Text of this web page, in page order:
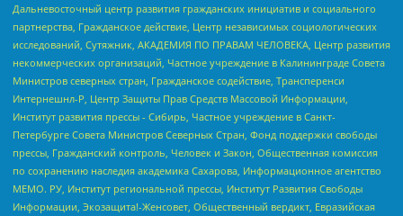
Дальневосточный центр развития гражданских инициатив и социального
партнерства, Гражданское действие, Центр независимых социологических
исследований, Сутяжник, АКАДЕМИЯ ПО ПРАВАМ ЧЕЛОВЕКА, Центр развития
некоммерческих организаций, Частное учреждение в Калининграде Совета
Министров северных стран, Гражданское содействие, Трансперенси
Интернешнл-Р, Центр Защиты Прав Средств Массовой Информации,
Институт развития прессы - Сибирь, Частное учреждение в Санкт-
Петербурге Совета Министров Северных Стран, Фонд поддержки свободы
прессы, Гражданский контроль, Человек и Закон, Общественная комиссия
по сохранению наследия академика Сахарова, Информационное агентство
МЕМО. РУ, Институт региональной прессы, Институт Развития Свободы
Информации, Экозащита!-Женсовет, Общественный вердикт, Евразийская